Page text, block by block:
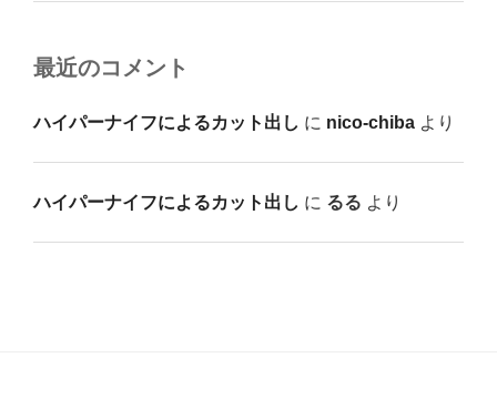
最近のコメント
ハイパーナイフによるカット出し に nico-chiba より
ハイパーナイフによるカット出し に るる より